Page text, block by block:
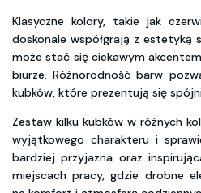
Klasyczne kolory, takie jak
doskonale współgrają z estetyką
może stać się ciekawym
biurze. Różnorodność barw
kubków, które prezentują się
Zestaw kilku kubków w różnych
wyjątkowego charakteru i
bardziej przyjazna oraz
miejscach pracy, gdzie drobne